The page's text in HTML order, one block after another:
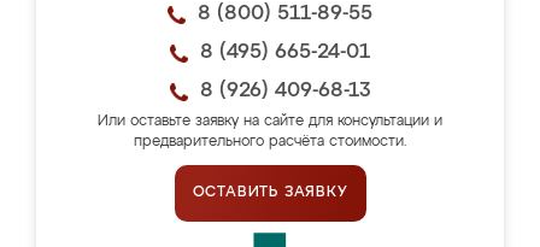
8 (800) 511-89-55
8 (495) 665-24-01
8 (926) 409-68-13
Или оставьте заявку на сайте для консультации и
предварительного расчёта стоимости.
ОСТАВИТЬ ЗАЯВКУ